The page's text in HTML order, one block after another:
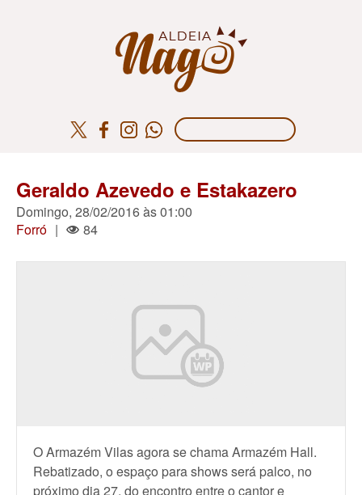
Geraldo Azevedo e Estakazero
Domingo, 28/02/2016 às 01:00
Forró | 84
O Armazém Vilas agora se chama Armazém Hall.
Rebatizado, o espaço para shows será palco, no
próximo dia 27, do encontro entre o cantor e